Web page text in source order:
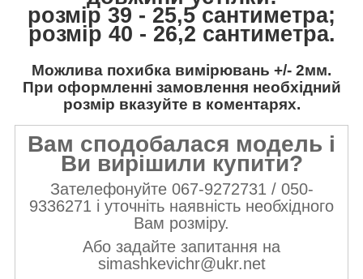
розмір 39 - 25,5 сантиметра;
розмір 40 - 26,2 сантиметра.
Можлива похибка вимірювань +/- 2мм.
При оформленні замовлення необхідний
розмір вказуйте в коментарях.
Вам сподобалася модель і
Ви вирішили купити?
Зателефонуйте 067-9272731 / 050-
9336271 і уточніть наявність необхідного
Вам розміру.
Або задайте запитання на
simashkevichr@ukr.net